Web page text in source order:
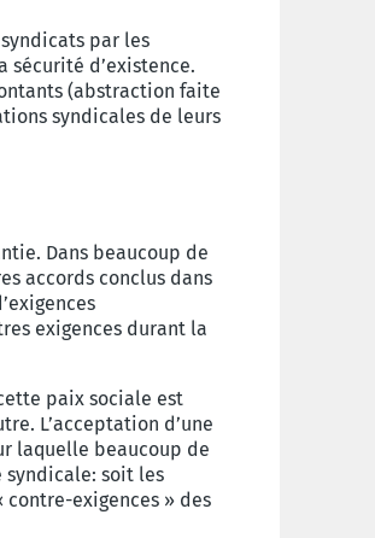
par les
sécurité d’existence.
(abstraction faite
syndicales de leurs
Dans beaucoup de
accords conclus dans
exigences durant la
paix sociale est
L’acceptation d’une
laquelle beaucoup de
syndicale: soit les
contre-exigences » des